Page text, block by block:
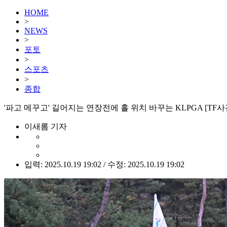
HOME
>
NEWS
>
포토
>
스포츠
>
종합
'파고 메꾸고' 길어지는 연장전에 홀 위치 바꾸는 KLPGA [TF
이새롬 기자
입력: 2025.10.19 19:02 / 수정: 2025.10.19 19:02